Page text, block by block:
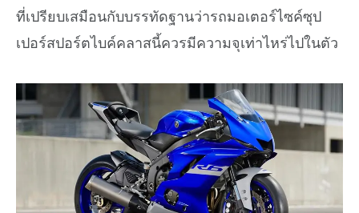
ที่เปรียบเสมือนกับบรรทัดฐานว่ารถมอเตอร์ไซค์ซุป
เปอร์สปอร์ตไบค์คลาสนี้ควรมีความจุเท่าไหร่ไปในตัว